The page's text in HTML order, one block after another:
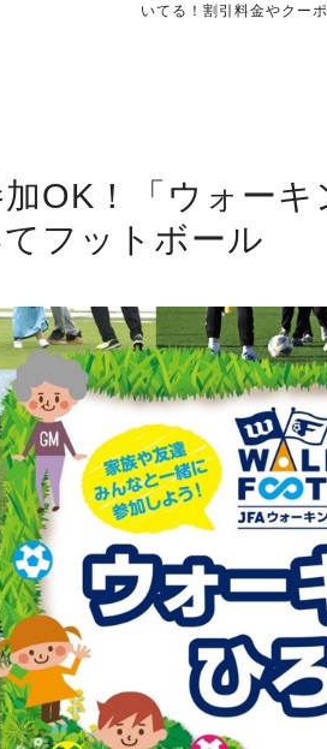
ーポ...
メまとめ
OK！「ウォー
フットボール